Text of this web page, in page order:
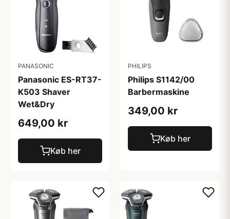
PANASONIC
Panasonic ES-RT37-
K503 Shaver
Wet&Dry
649,00 kr
Køb her
PHILIPS
Philips S1142/00
Barbermaskine
349,00 kr
Køb her